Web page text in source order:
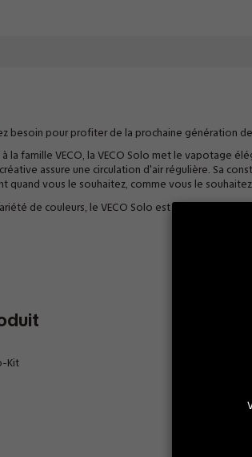
besoin pour profiter de la prochaine génération
la famille VECO, la VECO Solo met le vapotage
assure une circulation d'air régulière. Sa
quand vous le souhaitez, comme vous le
de couleurs, le VECO Solo est le seul kit de
Kit